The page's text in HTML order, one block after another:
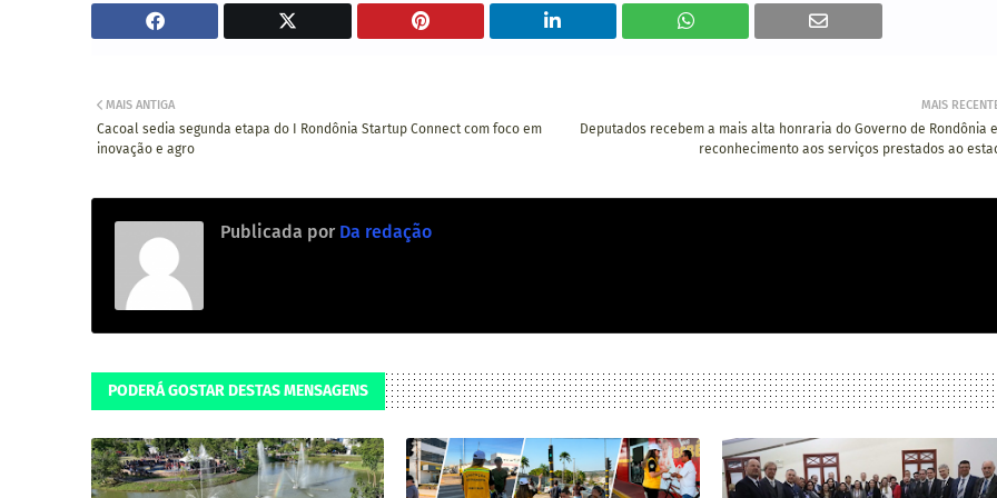
MAIS
Deputados recebem a mais alta honraria do Governo de Rondônia
reconhecimento aos serviços prestados ao
MAIS ANTIGA
Cacoal sedia segunda etapa do I Rondônia Startup Connect com foco em
inovação e agro
Publicada por Da redação
PODERÁ GOSTAR DESTAS MENSAGENS